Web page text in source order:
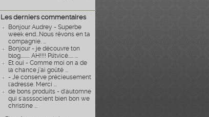
Les derniers commentaires
Bonjour Audrey - Superbe
week end...Nous rêvons en ta
compagnie. ...
Bonjour - je découvre ton
blog......... AH!!!! Plitvicé..... ...
Et oui - Comme moi on a de
la chance j’ai goûté ...
- Je conserve précieusement
l'adresse. Merci ...
de bons produits - d'automne
qui s'asssocient bien bon we
christine ...